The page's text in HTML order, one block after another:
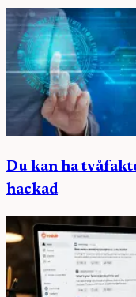
Du kan ha
hackad